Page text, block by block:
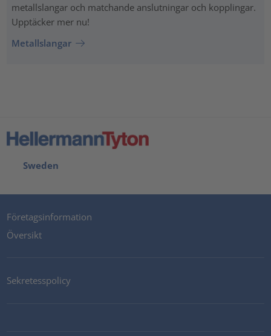
metallslangar och matchande anslutningar och kopplingar.
Upptäcker mer nu!
Metallslangar
Sweden
Företagsinformation
Översikt
Sekretesspolicy